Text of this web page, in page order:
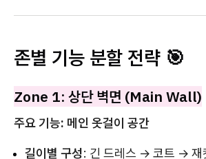
존별 기능 분할 전략 🎯
Zone 1: 상단 벽면 (Main Wall)
주요 기능: 메인 옷걸이 공간
길이별 구성: 긴 드레스 → 코트 → 재